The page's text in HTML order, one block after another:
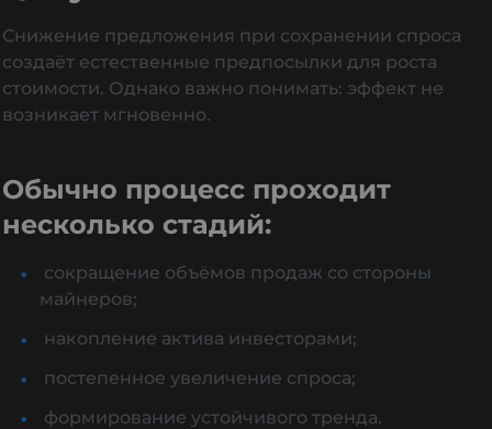
Снижение предложения при сохранении спроса
создаёт естественные предпосылки для роста
стоимости. Однако важно понимать: эффект не
возникает мгновенно.
Обычно процесс проходит
несколько стадий:
сокращение объёмов продаж со стороны
майнеров;
накопление актива инвесторами;
постепенное увеличение спроса;
формирование устойчивого тренда.